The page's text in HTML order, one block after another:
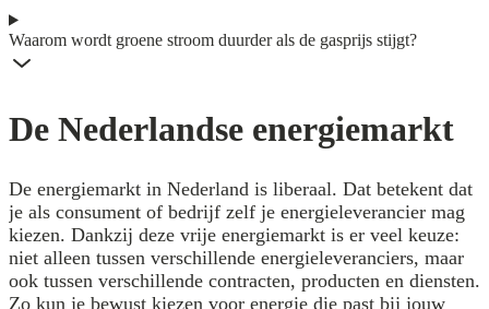
Waarom wordt groene stroom duurder als de gasprijs stijgt?
De Nederlandse energiemarkt
De energiemarkt in Nederland is liberaal. Dat betekent dat
je als consument of bedrijf zelf je energieleverancier mag
kiezen. Dankzij deze vrije energiemarkt is er veel keuze:
niet alleen tussen verschillende energieleveranciers, maar
ook tussen verschillende contracten, producten en diensten.
Zo kun je bewust kiezen voor energie die past bij jouw